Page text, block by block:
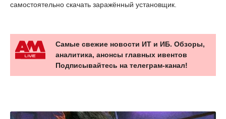
самостоятельно скачать заражённый установщик.
Самые свежие новости ИТ и ИБ. Обзоры,
аналитика, анонсы главных ивентов
Подписывайтесь на телеграм-канал!